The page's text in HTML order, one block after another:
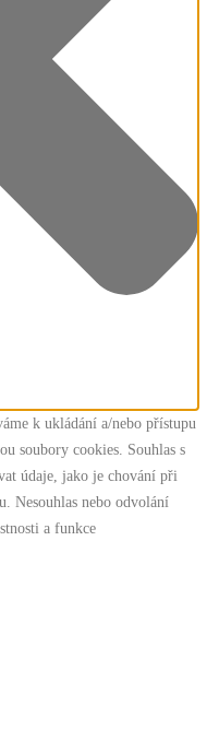
k ukládání a/nebo přístupu
soubory cookies. Souhlas s
údaje, jako je chování při
Nesouhlas nebo odvolání
a funkce